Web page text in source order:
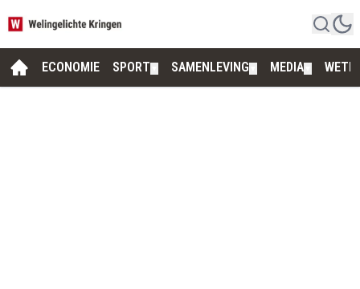
ECONOMIE SPORT SAMENLEVING MEDIA